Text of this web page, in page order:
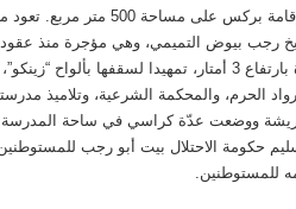
وسط مدينة الخليل، تمهيدا
رجب بيوض التميمي، وهي مؤجرة منذ عقود
جسور حديدية، ونصب أعمدة بارتفاع 3 أمتار،
الحرم، والمحكمة الشرعية، وتلاميذ
ووضعت عدّة كراسي في ساحة المدرسة
حكومة الاحتلال بيت أبو رجب للمستوطنين
للمستوطنين.